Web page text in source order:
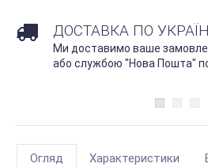
ДОСТАВКА ПО
Ми доставимо ваше
або службою "Нова Пошта" по
Огляд Характеристики